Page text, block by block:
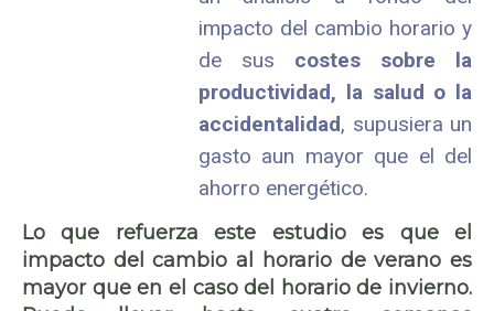
impacto del cambio horario y
de sus costes sobre la
productividad, la salud o la
accidentalidad, supusiera un
gasto aun mayor que el del
ahorro energético.
Lo que refuerza este estudio es que el
impacto del cambio al horario de verano es
mayor que en el caso del horario de invierno.